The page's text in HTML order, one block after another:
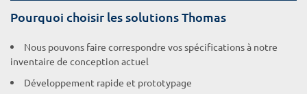
Pourquoi choisir les solutions Thomas
Nous pouvons faire correspondre vos spécifications à notre
inventaire de conception actuel
Développement rapide et prototypage